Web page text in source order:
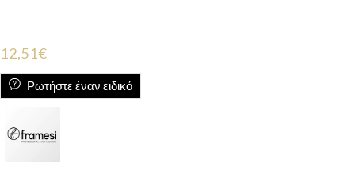
12,51€
Ρωτήστε έναν ειδικό